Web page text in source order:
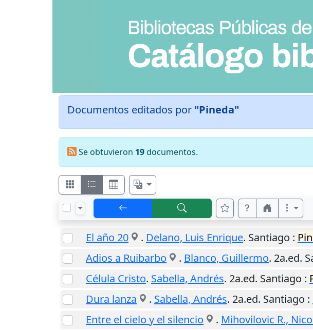
Documentos editados por "Pineda"
Se obtuvieron 19documentos.
El año 20 . Delano, Luis Enrique. Santiago :
Adios a Ruibarbo
. Blanco, Guillermo. 2a.ed.
Célula Cristo. Sabella, Andrés. 2a.ed. Santiago :
Dura lanza
. Sabella, Andrés. 2a.ed. Santiago :
Entre el cielo y el silencio
. Mihovilovic R.,